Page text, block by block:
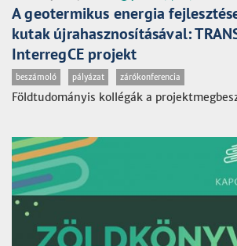
A geotermikus energia
kutak újrahasznosításával:
InterregCE projekt
beszámoló pályázat zárókonferencia
Földtudományis kollégák a